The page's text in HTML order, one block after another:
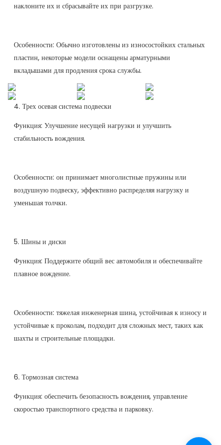
наклоните их и сбрасывайте их при разгрузке.
Особенности: Обычно изготовлены из износостойких стальных
пластин, некоторые модели оснащены арматурными
вкладышами для продления срока службы.
4. Трех осевая система подвески
Функция: Улучшение несущей нагрузки и улучшить
стабильность вождения.
Особенности: он принимает многолистные пружины или
воздушную подвеску, эффективно распределяя нагрузку и
уменьшая толчки.
5. Шины и диски
Функция: Поддержите общий вес автомобиля и обеспечивайте
плавное вождение.
Особенности: тяжелая инженерная шина, устойчивая к износу и
устойчивые к проколам, подходит для сложных мест, таких как
шахты и строительные площадки.
6. Тормозная система
Функция: обеспечить безопасность вождения, управление
скоростью транспортного средства и парковку.